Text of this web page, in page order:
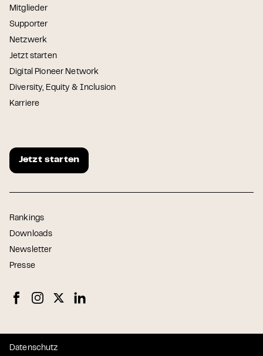
Mitglieder
Supporter
Netzwerk
Jetzt starten
Digital Pioneer Network
Diversity, Equity & Inclusion
Karriere
Jetzt starten
Rankings
Downloads
Newsletter
Presse
Datenschutz